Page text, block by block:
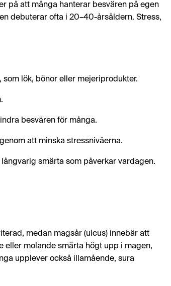
på att många hanterar besvären på egen
debuterar ofta i 20–40-årsåldern. Stress,
lök, bönor eller mejeriprodukter.
besvären för många.
att minska stressnivåerna.
smärta som påverkar vardagen.
medan magsår (ulcus) innebär att
eller molande smärta högt upp i magen,
upplever också illamående, sura